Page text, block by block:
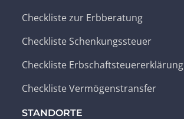
Checkliste zur Erbberatung
Checkliste Schenkungssteuer
Checkliste Erbschaftsteuererklärung
Checkliste Vermögenstransfer
STANDORTE